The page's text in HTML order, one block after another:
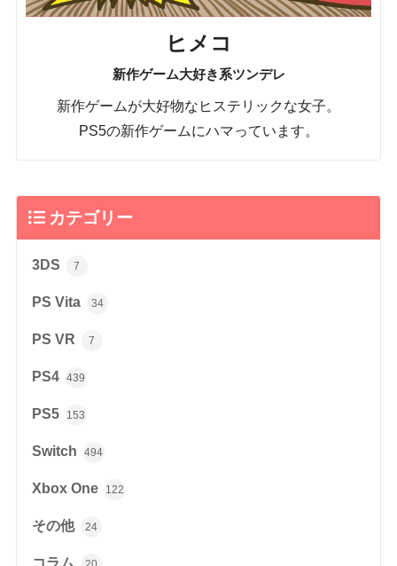
ヒメコ
新作ゲーム大好き系ツンデレ
新作ゲームが大好物なヒステリックな女子。
PS5の新作ゲームにハマっています。
カテゴリー
3DS 7
PS Vita 34
PS VR 7
PS4 439
PS5 153
Switch 494
Xbox One 122
その他 24
コラム